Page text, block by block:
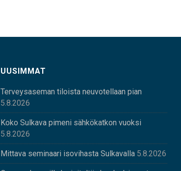
UUSIMMAT
Terveysaseman tiloista neuvotellaan pian
5.8.2026
Koko Sulkava pimeni sähkökatkon vuoksi
5.8.2026
Mittava seminaari isovihasta Sulkavalla 5.8.2026